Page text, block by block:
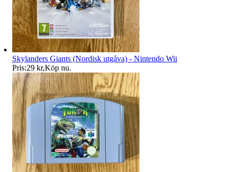
Skylanders Giants (Nordisk utgåva) - Nintendo Wii
Pris:29 kr,Köp nu.